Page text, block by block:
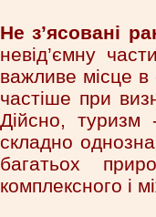
Не з’ясовані
невід’ємну
важливе місце
частіше при
Дійсно, туризм
складно
багатьох
комплексного і